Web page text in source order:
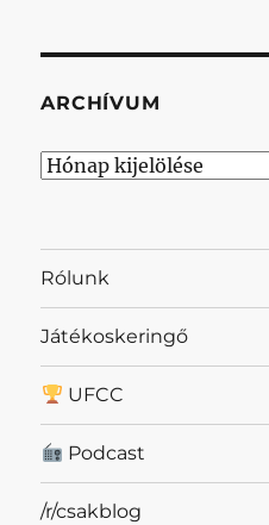
ARCHÍVUM
Archívum
Rólunk
Játékoskeringő
UFCC
Podcast
/r/csakblog